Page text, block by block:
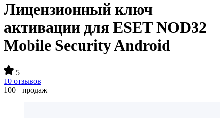
Лицензионный ключ
активации для ESET NOD32
Mobile Security Android
5
10 отзывов
100+ продаж